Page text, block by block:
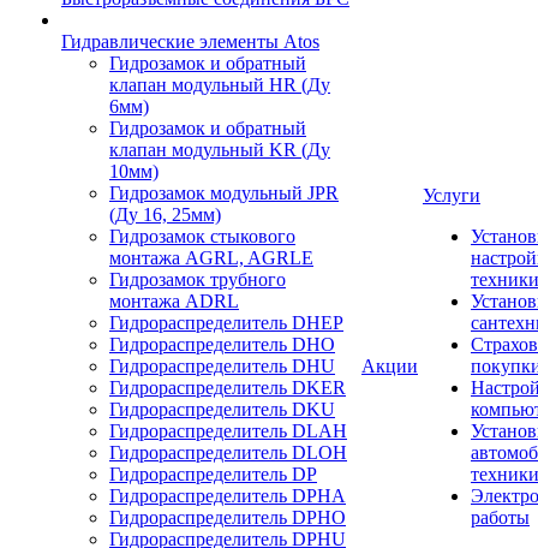
Гидравлические элементы Atos
Гидрозамок и обратный
клапан модульный HR (Ду
6мм)
Гидрозамок и обратный
клапан модульный KR (Ду
10мм)
Гидрозамок модульный JPR
(Ду 16, 25мм)
Гидрозамок стыкового
монтажа AGRL, AGRLE
Гидрозамок трубного
монтажа ADRL
Гидрораспределитель DHEP
Гидрораспределитель DHO
Гидрораспределитель DHU
Гидрораспределитель DKER
Гидрораспределитель DKU
Гидрораспределитель DLAH
Гидрораспределитель DLOH
Гидрораспределитель DP
Гидрораспределитель DPHA
Гидрораспределитель DPHO
Гидрораспределитель DPHU
Акции
Услуги
техники
техники
работы